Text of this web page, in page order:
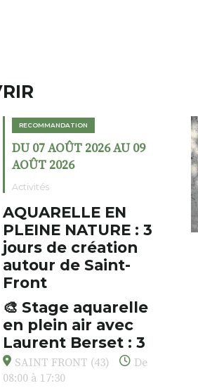
RECOMMANDATION
DU 07 AOÛT 2026 AU 09
AOÛT 2026
Activités
AQUARELLE EN
PLEINE NATURE : 3
jours de création
autour de Saint-
Front
🎨 Stage aquarelle
en plein air avec
Laurent Berset : 3
jours pour respirer,
créer, s’émerveiller
SAINT FRONT (43)
De
08:00 à 17:30